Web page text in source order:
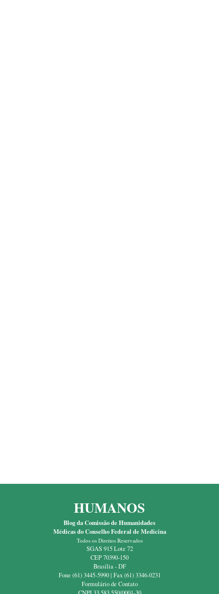
HUMANOS
Blog da Comissão de Humanidades
Médicas do Conselho Federal de Medicina
Todos os Direitos Reservados
SGAS 915 Lote 72
CEP 70390-150
Brasília - DF
Fone (61) 3445-5990 | Fax (61) 3346-0231
Formulário de Contato